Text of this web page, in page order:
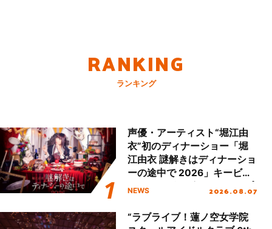
RANKING
ランキング
声優・アーティスト“堀江由
衣”初のディナーショー「堀
江由衣 謎解きはディナーショ
ーの途中で 2026」キービジ
ュアル＆グッズラインナップ
NEWS 2026.08.07
“ラブライブ！蓮ノ空女学院